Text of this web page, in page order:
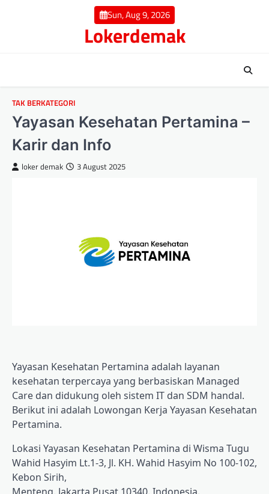
Sun, Aug 9, 2026
Lokerdemak
TAK BERKATEGORI
Yayasan Kesehatan Pertamina –
Karir dan Info
loker demak 3 August 2025
Yayasan Kesehatan Pertamina adalah layanan
kesehatan terpercaya yang berbasiskan Managed
Care dan didukung oleh sistem IT dan SDM handal.
Berikut ini adalah Lowongan Kerja Yayasan Kesehatan
Pertamina.
Lokasi Yayasan Kesehatan Pertamina di Wisma Tugu
Wahid Hasyim Lt.1-3, Jl. KH. Wahid Hasyim No 100-102,
Kebon Sirih,